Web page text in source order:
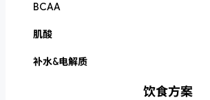
BCAA
肌酸
补水&电解质
饮食方案